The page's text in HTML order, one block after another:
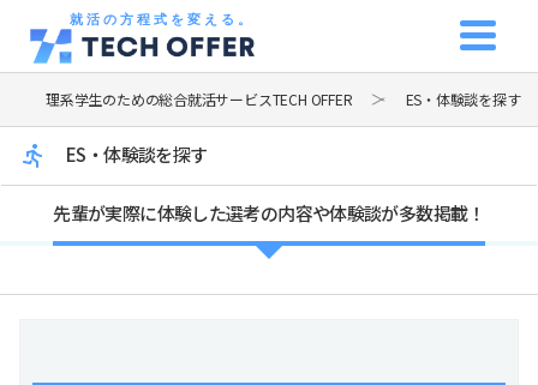
就活の方程式を変える。
理系学生のための総合就活サービスTECH OFFER ES・体験談を探す
ES・体験談を探す
先輩が実際に体験した選考の内容や体験談が多数掲載！